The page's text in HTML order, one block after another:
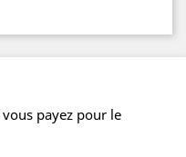
payez pour le